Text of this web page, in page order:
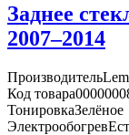
Заднее
2007–2014
Производитель
Код товара
ТонировкаЗелёное
Электрообогрев